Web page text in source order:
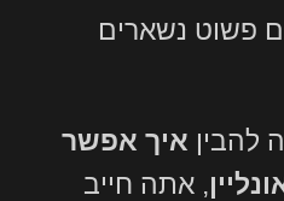
פשוט נשארים
להבין איך אפשר
, אתה חייב